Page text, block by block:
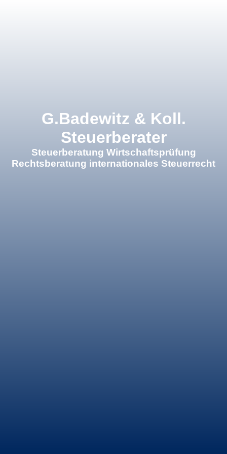
G.Badewitz & Koll.
Steuerberater
Steuerberatung Wirtschaftsprüfung
Rechtsberatung internationales Steuerrecht